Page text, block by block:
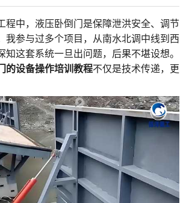
程中，液压卧倒门是保障泄洪安全、调节
我参与过多个项目，从南水北调中线到西
知这套系统一旦出问题，后果不堪设想。
的设备操作培训教程不仅是技术传递，更